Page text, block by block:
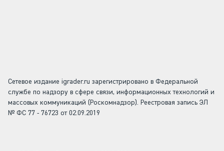
Сетевое издание igrader.ru зарегистрировано в Федеральной
службе по надзору в сфере связи, информационных технологий и
массовых коммуникаций (Роскомнадзор). Реестровая запись ЭЛ
№ ФС 77 - 76723 от 02.09.2019